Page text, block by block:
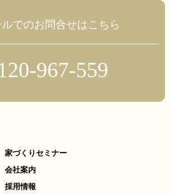
ルでのお問合せはこちら
967-559
家づくりセミナー
会社案内
採用情報